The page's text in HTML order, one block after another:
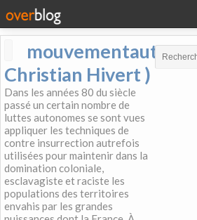
Christian Hivert )
Dans les années 80 du siècle
passé un certain nombre de
luttes autonomes se sont vues
appliquer les techniques de
contre insurrection autrefois
utilisées pour maintenir dans la
domination coloniale,
esclavagiste et raciste les
populations des territoires
envahis par les grandes